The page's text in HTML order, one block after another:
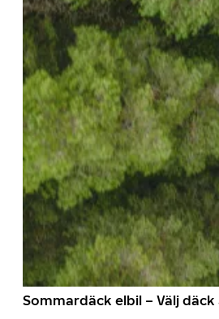
Sommardäck elbil – Välj